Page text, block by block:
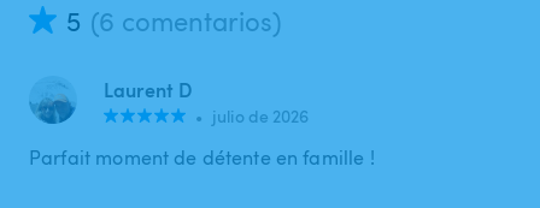
5 (6 comentarios)
Laurent D
• julio de 2026
Parfait moment de détente en famille !